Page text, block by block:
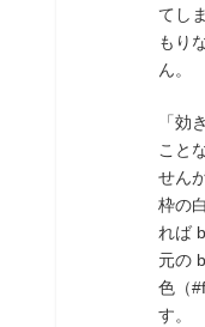
てし
もり
ん。
「効
こと
せん
枠の
れば
元の
色（
す。